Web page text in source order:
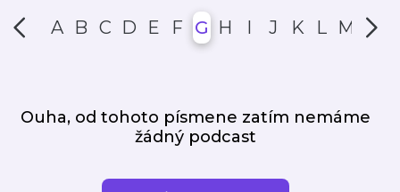
A B C D E F G H I J K L M N
Ouha, od tohoto písmene zatím nemáme
žádný podcast